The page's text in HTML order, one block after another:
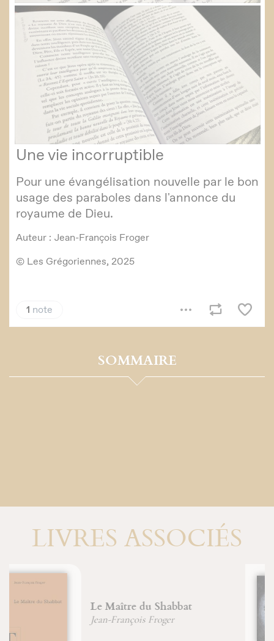
SOMMAIRE
LIVRES ASSOCIÉS
L'arbre des archétypes
Jean-François Froger
Bernadette Main